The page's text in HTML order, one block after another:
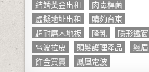
結婚黃金出租
肉毒桿菌
虛擬地址出租
購夠台東
超耐磨木地板
隆乳
隱形鐵窗
電波拉皮
頭髮護理產品
飄眉
飾金買賣
鳳凰電波